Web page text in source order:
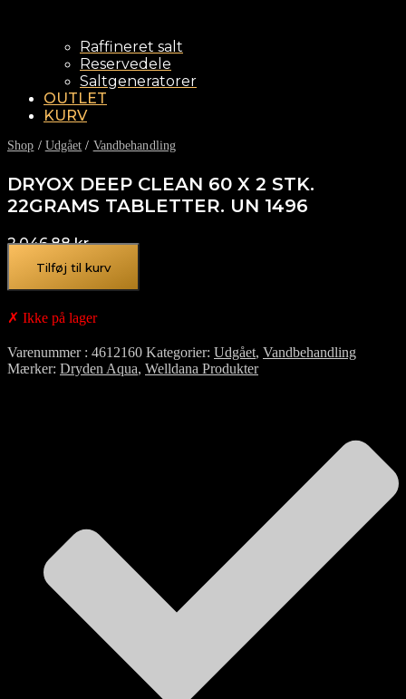
Raffineret salt
Reservedele
Saltgeneratorer
OUTLET
KURV
Shop / Udgået / Vandbehandling
DRYOX DEEP CLEAN 60 X 2 STK.
22GRAMS TABLETTER. UN 1496
2.046,88kr.
Tilføj til kurv
✗ Ikke på lager
Varenummer 4612160 Kategorier Udgået, Vandbehandling
Mærker Dryden Aqua, Welldana Produkter